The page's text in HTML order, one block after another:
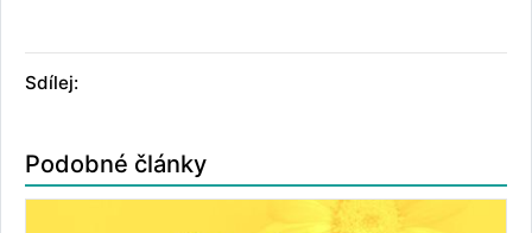
Sdílej:
Podobné články